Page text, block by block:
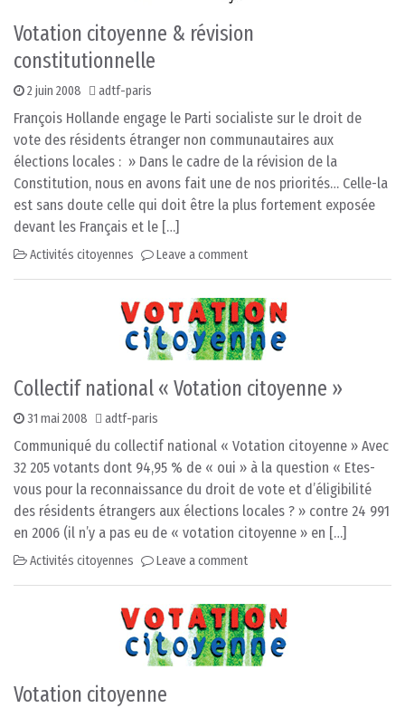
Votation citoyenne & révision
constitutionnelle
2 juin 2008 adtf-paris
François Hollande engage le Parti socialiste sur le droit de
vote des résidents étranger non communautaires aux
élections locales : » Dans le cadre de la révision de la
Constitution, nous en avons fait une de nos priorités… Celle-la
est sans doute celle qui doit être la plus fortement exposée
devant les Français et le […]
Activités citoyennes Leave a comment
Collectif national « Votation citoyenne »
31 mai 2008 adtf-paris
Communiqué du collectif national « Votation citoyenne » Avec
32 205 votants dont 94,95 % de « oui » à la question « Etes-
vous pour la reconnaissance du droit de vote et d’éligibilité
des résidents étrangers aux élections locales ? » contre 24 991
en 2006 (il n’y a pas eu de « votation citoyenne » en […]
Activités citoyennes Leave a comment
Votation citoyenne